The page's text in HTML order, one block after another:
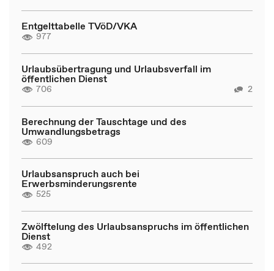
Entgelttabelle TVöD/VKA
977
Urlaubsübertragung und Urlaubsverfall im
öffentlichen Dienst
706 2
Berechnung der Tauschtage und des
Umwandlungsbetrags
609
Urlaubsanspruch auch bei
Erwerbsminderungsrente
525
Zwölftelung des Urlaubsanspruchs im öffentlichen
Dienst
492